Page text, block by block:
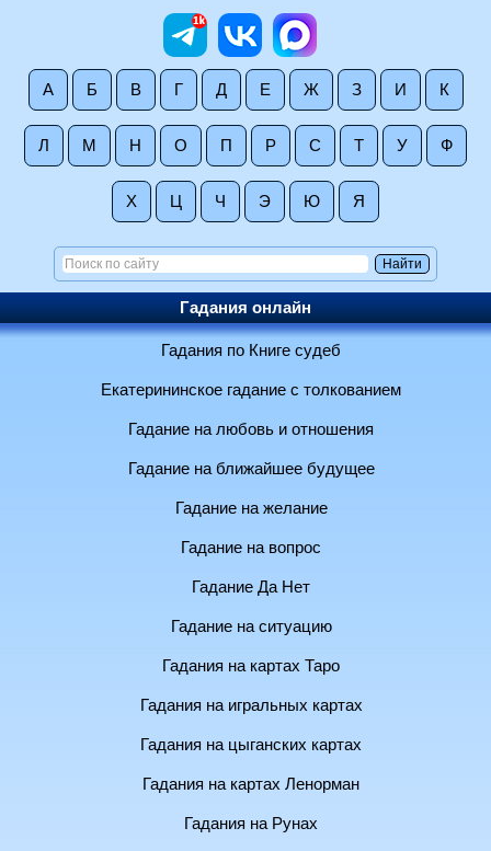
А Б В Г Д Е Ж З И К
Л М Н О П Р С Т У Ф
Х Ц Ч Э Ю Я
Гадания онлайн
Гадания по Книге судеб
Екатерининское гадание с толкованием
Гадание на любовь и отношения
Гадание на ближайшее будущее
Гадание на желание
Гадание на вопрос
Гадание Да Нет
Гадание на ситуацию
Гадания на картах Таро
Гадания на игральных картах
Гадания на цыганских картах
Гадания на картах Ленорман
Гадания на Рунах